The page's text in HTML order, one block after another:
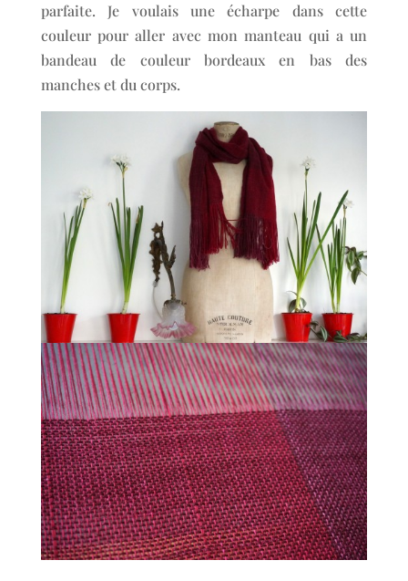
parfaite. Je voulais une écharpe dans cette
couleur pour aller avec mon manteau qui a un
bandeau de couleur bordeaux en bas des
manches et du corps.